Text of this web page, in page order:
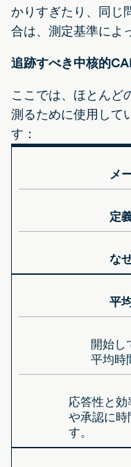
かりすぎたり、同じ
合は、測定基準によ
追跡すべき中核的
ここでは、ほとんど
測るために使用して
す：
メ
定
な
平
開始し
平均時
応答性と
や承認に時
す。